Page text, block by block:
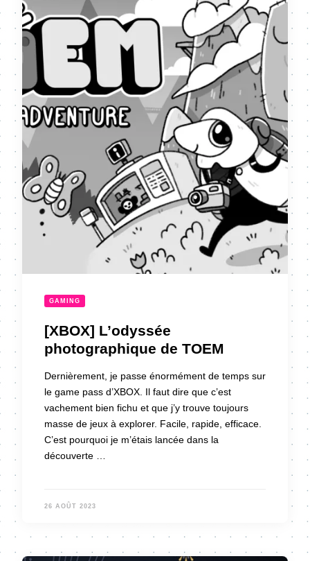
GAMING
[XBOX] L’odyssée
photographique de TOEM
Dernièrement, je passe énormément de temps sur
le game pass d’XBOX. Il faut dire que c’est
vachement bien fichu et que j’y trouve toujours
masse de jeux à explorer. Facile, rapide, efficace.
C’est pourquoi je m’étais lancée dans la
découverte …
26 AOÛT 2023